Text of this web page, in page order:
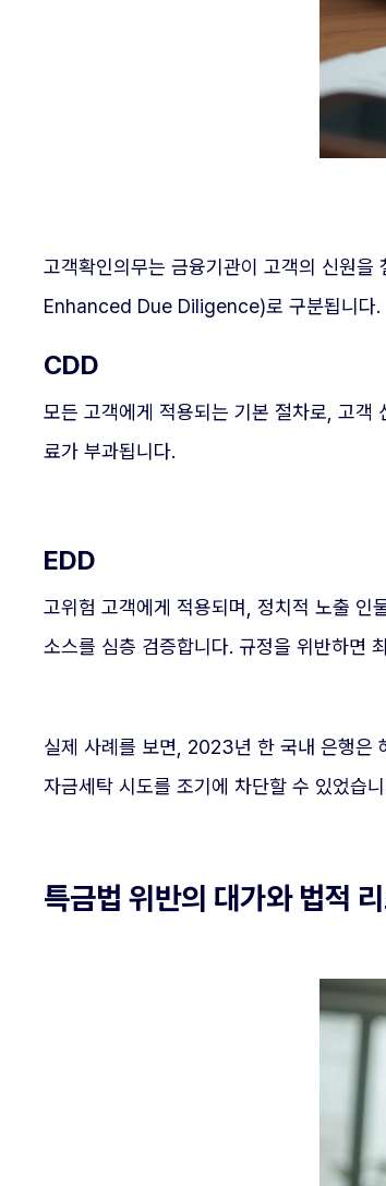
고객확인의무는 금융기관이 고객의 신원
Enhanced Due Diligence)로 구분됩니다.
CDD
모든 고객에게 적용되는 기본 절차로, 고객
료가 부과됩니다.
EDD
고위험 고객에게 적용되며, 정치적 노출 인
소스를 심층 검증합니다. 규정을 위반하면
실제 사례를 보면, 2023년 한 국내 은행은
자금세탁 시도를 조기에 차단할 수 있었습
특금법 위반의 대가와 법적